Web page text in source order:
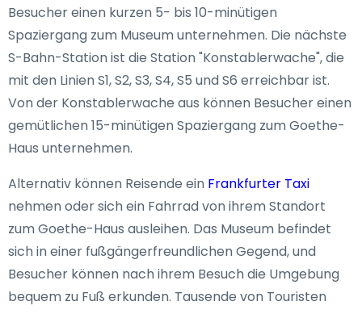
Besucher einen kurzen 5- bis 10-minütigen
Spaziergang zum Museum unternehmen. Die nächste
S-Bahn-Station ist die Station "Konstablerwache", die
mit den Linien S1, S2, S3, S4, S5 und S6 erreichbar ist.
Von der Konstablerwache aus können Besucher einen
gemütlichen 15-minütigen Spaziergang zum Goethe-
Haus unternehmen.
Alternativ können Reisende ein Frankfurter Taxi
nehmen oder sich ein Fahrrad von ihrem Standort
zum Goethe-Haus ausleihen. Das Museum befindet
sich in einer fußgängerfreundlichen Gegend, und
Besucher können nach ihrem Besuch die Umgebung
bequem zu Fuß erkunden. Tausende von Touristen